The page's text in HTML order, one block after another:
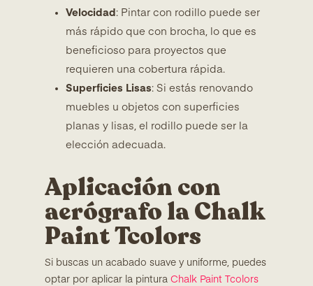
Velocidad : Pintar con rodillo puede ser
más rápido que con brocha, lo que es
beneficioso para proyectos que
requieren una cobertura rápida.
Superficies Lisas: Si estás renovando
muebles u objetos con superficies
planas y lisas, el rodillo puede ser la
elección adecuada.
Aplicación con
aerógrafo la Chalk
Paint Tcolors
Si buscas un acabado suave y uniforme, puedes
optar por aplicar la pintura Chalk Paint Tcolors